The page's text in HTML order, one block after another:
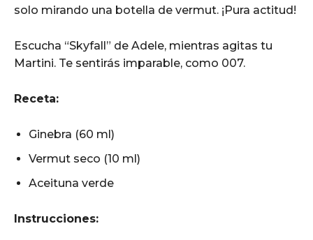
solo mirando una botella de vermut. ¡Pura actitud!
Escucha “Skyfall” de Adele, mientras agitas tu
Martini. Te sentirás imparable, como 007.
Receta:
Ginebra (60 ml)
Vermut seco (10 ml)
Aceituna verde
Instrucciones: